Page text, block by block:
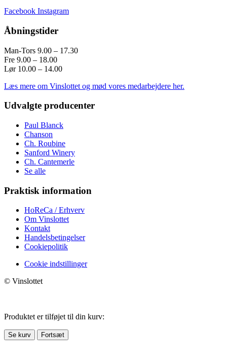
Facebook Instagram
Åbningstider
Man-Tors 9.00 – 17.30
Fre 9.00 – 18.00
Lør 10.00 – 14.00
Læs mere om Vinslottet og mød vores medarbejdere her.
Udvalgte producenter
Paul Blanck
Chanson
Ch. Roubine
Sanford Winery
Ch. Cantemerle
Se alle
Praktisk information
HoReCa / Erhverv
Om Vinslottet
Kontakt
Handelsbetingelser
Cookiepolitik
Cookie indstillinger
© Vinslottet
Produktet er tilføjet til din kurv:
Se kurv Fortsæt